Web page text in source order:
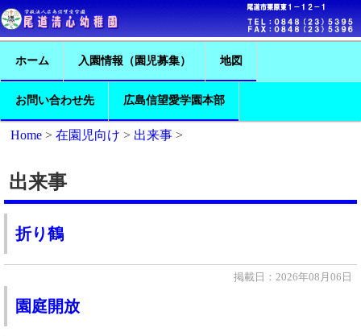
ホーム 入園情報（園児募集） 地図
お問い合わせ先 広島信望愛学園本部
Home > 在園児向け > 出来事 >
出来事
折り鶴
掲載日：2026年08月06日
園庭開放